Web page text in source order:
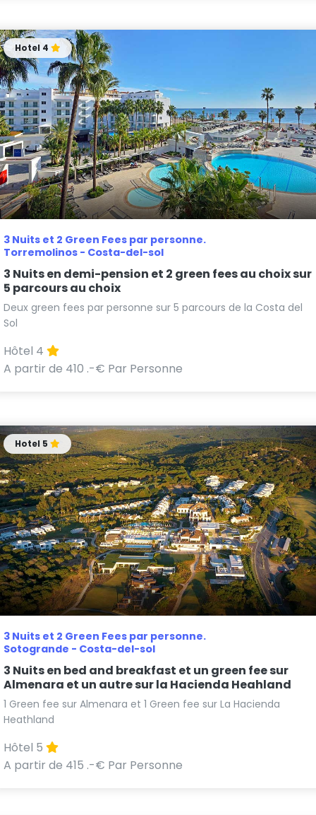
3 Nuits et 2 Green Fees par personne.
Torremolinos - Costa-del-sol
Hotel 4
3 Nuits en demi-pension et 2 green fees au choix sur
5 parcours au choix
Deux green fees par personne sur 5 parcours de la Costa del
Sol
Hôtel 4
A partir de 410 .-€ Par Personne
3 Nuits et 2 Green Fees par personne.
Sotogrande - Costa-del-sol
Hotel 5
3 Nuits en bed and breakfast et un green fee sur
Almenara et un autre sur la Hacienda Heahland
1 Green fee sur Almenara et 1 Green fee sur La Hacienda
Heathland
Hôtel 5
A partir de 415 .-€ Par Personne